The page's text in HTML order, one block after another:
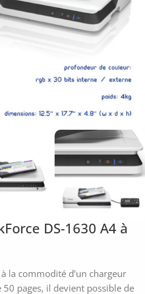
DS-1630 A4 à
la commodité d’un chargeur
pages, il devient possible de